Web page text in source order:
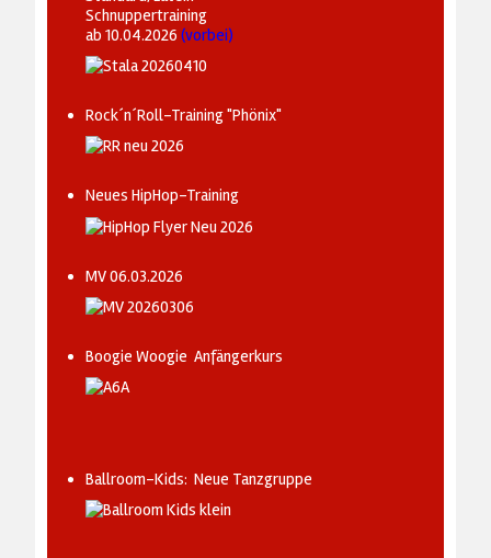
Schnuppertraining
ab 10.04.2026(vorbei)
Rock´n´Roll-Training "Phönix"
Neues HipHop-Training
MV 06.03.2026
Boogie Woogie Anfängerkurs
Ballroom-Kids: Neue Tanzgruppe